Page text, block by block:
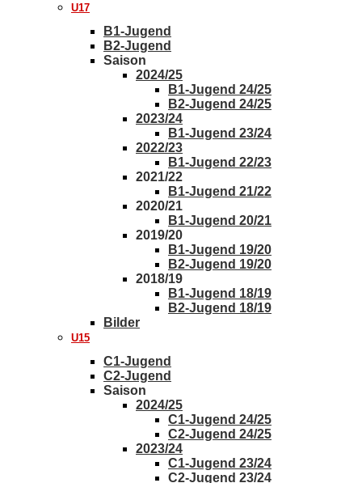
U17
B1-Jugend
B2-Jugend
Saison
2024/25
B1-Jugend 24/25
B2-Jugend 24/25
2023/24
B1-Jugend 23/24
2022/23
B1-Jugend 22/23
2021/22
B1-Jugend 21/22
2020/21
B1-Jugend 20/21
2019/20
B1-Jugend 19/20
B2-Jugend 19/20
2018/19
B1-Jugend 18/19
B2-Jugend 18/19
Bilder
U15
C1-Jugend
C2-Jugend
Saison
2024/25
C1-Jugend 24/25
C2-Jugend 24/25
2023/24
C1-Jugend 23/24
C2-Jugend 23/24